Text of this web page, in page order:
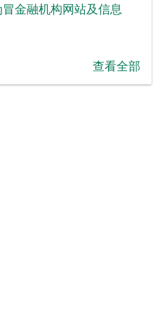
金融机构网站及信息
查看全部